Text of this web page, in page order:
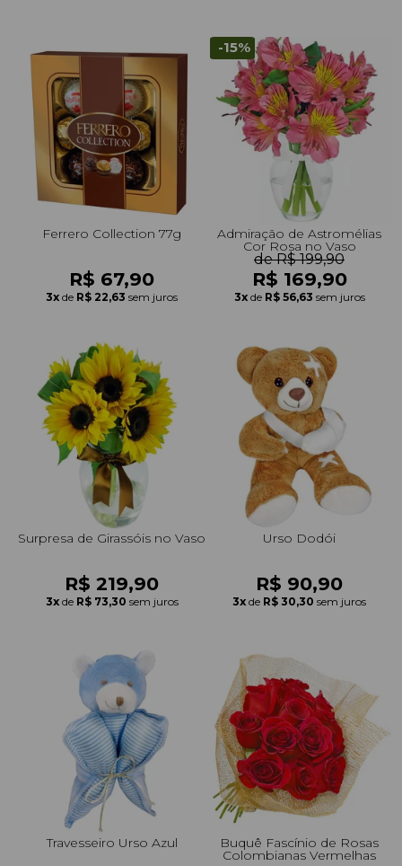
Ferrero Collection 77g
R$ 67,90
3x de R$ 22,63 sem juros
-15%
Admiração de Astromélias
Cor Rosa no Vaso
de R$ 199,90
R$ 169,90
3x de R$ 56,63 sem juros
Surpresa de Girassóis no Vaso
R$ 219,90
3x de R$ 73,30 sem juros
Urso Dodói
R$ 90,90
3x de R$ 30,30 sem juros
Travesseiro Urso Azul Buquê Fascínio de Rosas
Colombianas Vermelhas